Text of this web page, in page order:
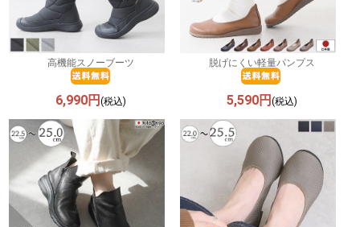
高機能スノーブーツ
6,990円(税込)
脱げにくい軽量パンプス
5,590円 (税込)